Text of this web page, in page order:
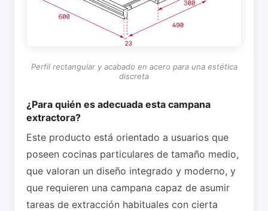
Perfil rectangular y acabado en acero para una estética
discreta
¿Para quién es adecuada esta campana
extractora?
Este producto está orientado a usuarios que
poseen cocinas particulares de tamaño medio,
que valoran un diseño integrado y moderno, y
que requieren una campana capaz de asumir
tareas de extracción habituales con cierta